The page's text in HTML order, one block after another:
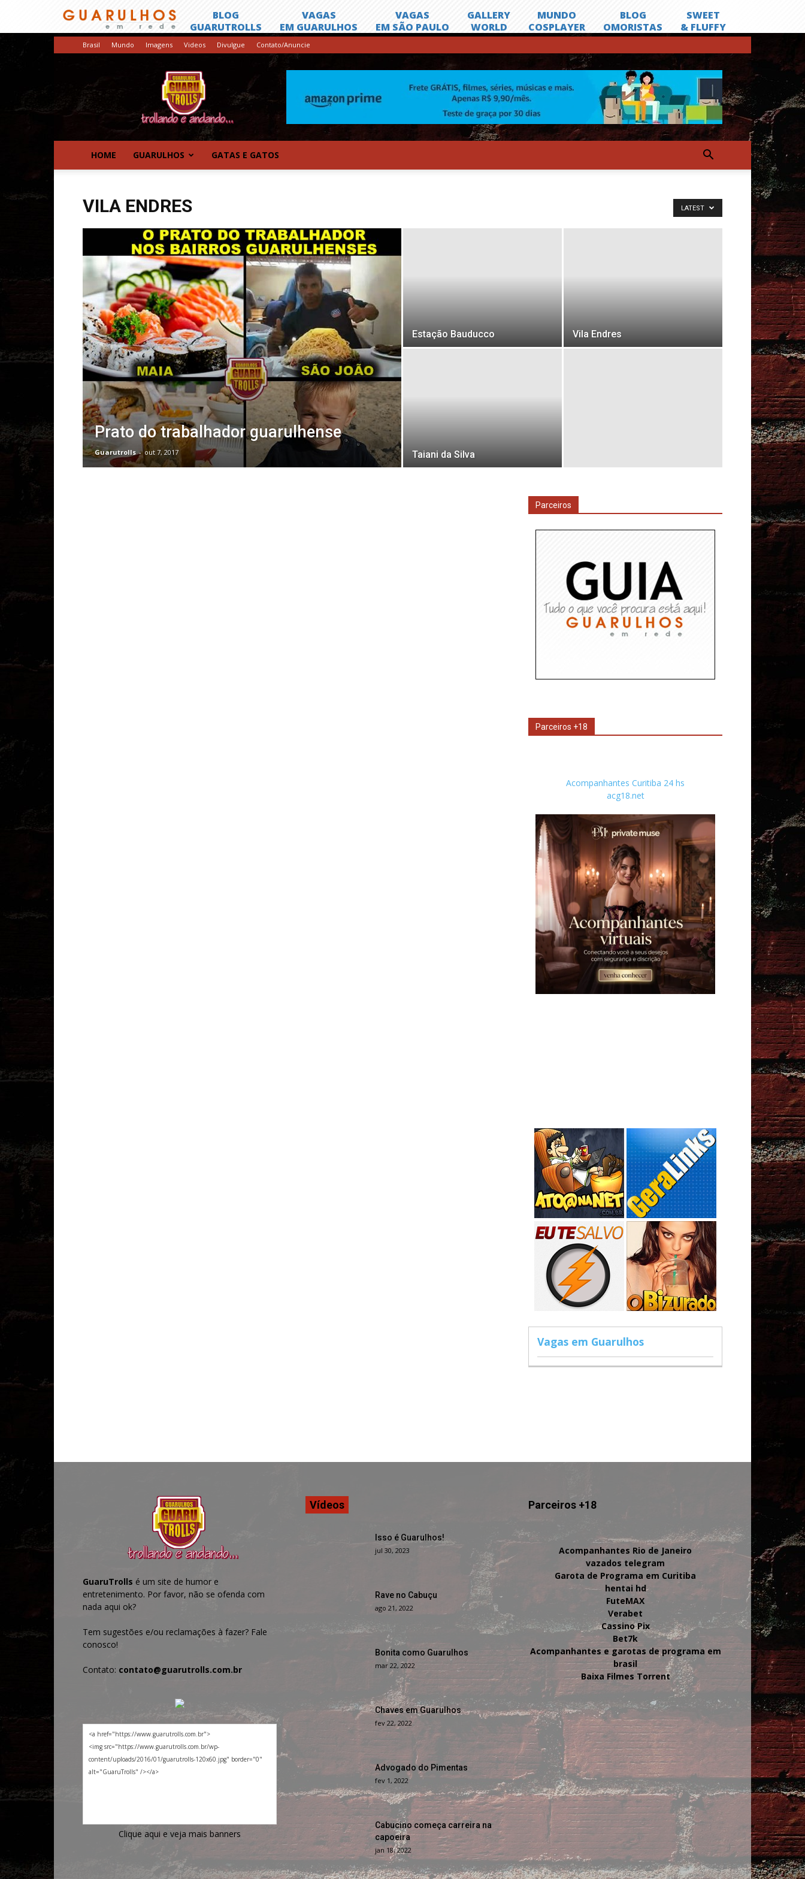
Brasil Mundo Imagens Videos Divulgue Contato/Anuncie
HOME GUARULHOS GATAS E GATOS
VILA ENDRES LATEST
Prato do trabalhador guarulhense
Guarutrolls - out 7, 2017
Estação Bauducco Vila Endres
Taiani da Silva
Parceiros
Parceiros +18
Acompanhantes Curitiba 24 hs
acg18.net
Vagas em Guarulhos
GuaruTrolls é um site de humor e
entretenimento. Por favor, não se ofenda com
nada aqui ok?
Tem sugestões e/ou reclamações à fazer? Fale
conosco!
Contato: contato@guarutrolls.com.br
Clique aqui e veja mais banners
Vídeos
Isso é Guarulhos!
jul 30, 2023
Rave no Cabuçu
ago 21, 2022
Bonita como Guarulhos
mar 22, 2022
Chaves em Guarulhos
fev 22, 2022
Advogado do Pimentas
fev 1, 2022
Cabucino começa carreira na
capoeira
jan 18, 2022
Parceiros +18
Acompanhantes Rio de Janeiro
vazados telegram
Garota de Programa em Curitiba
hentai hd
FuteMAX
Verabet
Cassino Pix
Bet7k
Acompanhantes e garotas de programa em
brasil
Baixa Filmes Torrent